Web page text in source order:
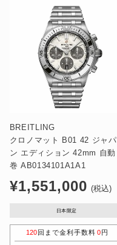
BREITLING
クロノマット B01 42 ジャパ
ン エディション 42mm 自動
巻 AB0134101A1A1
通
格
¥1,551,000 (税込)
日本限定
120回まで金利手数料 0円